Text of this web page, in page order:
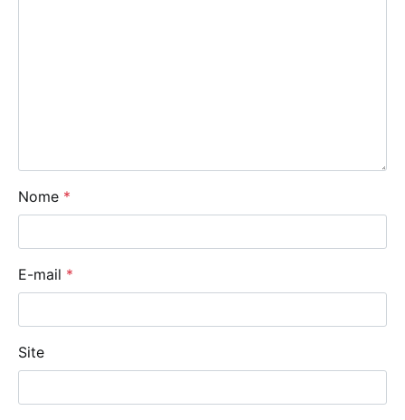
Nome *
E-mail *
Site